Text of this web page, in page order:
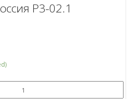
Р3-02.1